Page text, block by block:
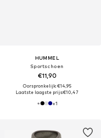
HUMMEL
Sportschoen
€11,90
Oorspronkelijk: €14,95
Laatste laagste prijs:€10,47
+1